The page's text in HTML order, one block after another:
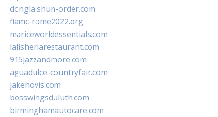
donglaishun-order.com
fiamc-rome2022.org
mariceworldessentials.com
lafisheriarestaurant.com
915jazzandmore.com
aguadulce-countryfair.com
jakehovis.com
bosswingsduluth.com
birminghamautocare.com